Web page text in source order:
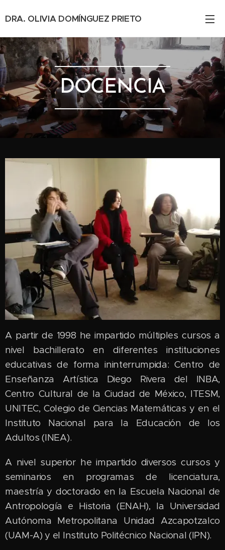
DRA. OLIVIA DOMÍNGUEZ PRIETO
DOCENCIA
A partir de 1998 he impartido múltiples cursos a
nivel bachillerato en diferentes instituciones
educativas de forma ininterrumpida: Centro de
Enseñanza Artística Diego Rivera del INBA,
Centro Cultural de la Ciudad de México, ITESM,
UNITEC, Colegio de Ciencias Matemáticas y en el
Instituto Nacional para la Educación de los
Adultos (INEA).
A nivel superior he impartido diversos cursos y
seminarios en programas de licenciatura,
maestría y doctorado en la Escuela Nacional de
Antropología e Historia (ENAH), la Universidad
Autónoma Metropolitana Unidad Azcapotzalco
(UAM-A) y el Instituto Politécnico Nacional (IPN).